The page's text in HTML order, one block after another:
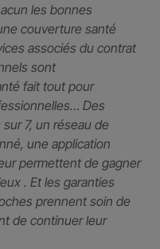
les bonnes
couverture santé
associés du contrat
sont
fait tout pour
Des
7, un réseau de
une application
permettent de gagner
. Et les garanties
prennent soin de
de continuer leur